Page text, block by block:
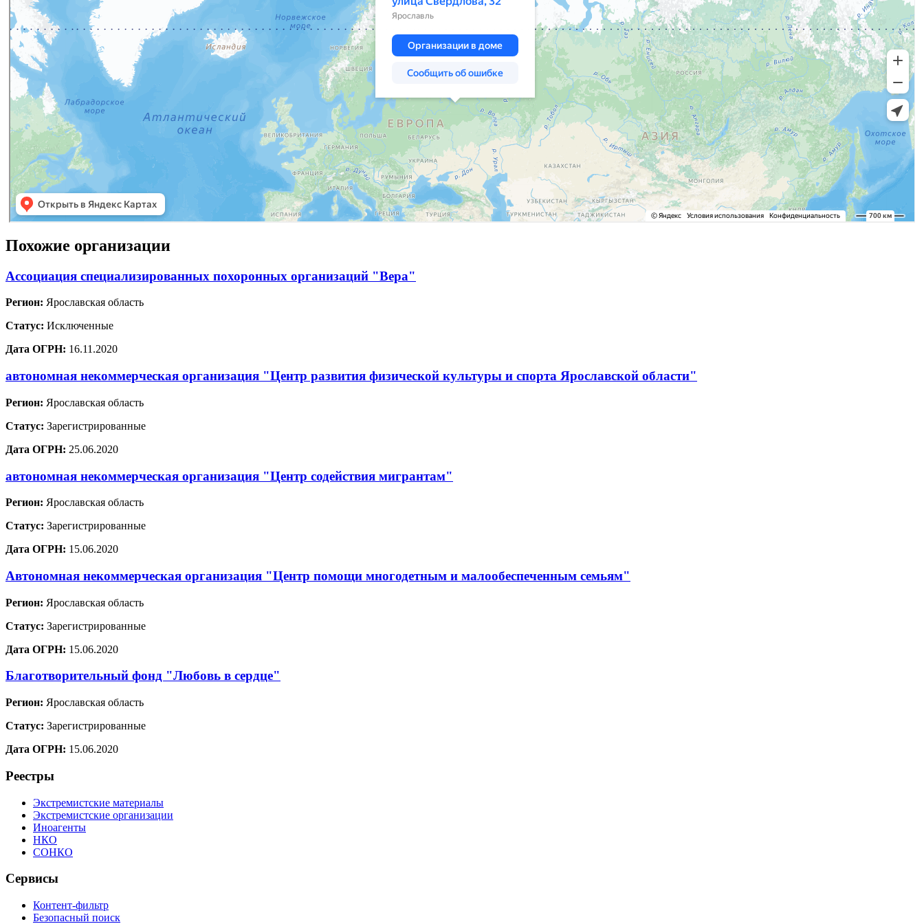
Похожие организации
Ассоциация специализированных похоронных организаций "Вера"
Регион: Ярославская область
Статус: Исключенные
Дата ОГРН: 16.11.2020
автономная некоммерческая организация "Центр развития физической культуры и спорта Ярославской области"
Регион: Ярославская область
Статус: Зарегистрированные
Дата ОГРН: 25.06.2020
автономная некоммерческая организация "Центр содействия мигрантам"
Регион: Ярославская область
Статус: Зарегистрированные
Дата ОГРН: 15.06.2020
Автономная некоммерческая организация "Центр помощи многодетным и малообеспеченным семьям"
Регион: Ярославская область
Статус: Зарегистрированные
Дата ОГРН: 15.06.2020
Благотворительный фонд "Любовь в сердце"
Регион: Ярославская область
Статус: Зарегистрированные
Дата ОГРН: 15.06.2020
Реестры
Экстремистские материалы
Экстремистские организации
Иноагенты
НКО
СОНКО
Сервисы
Контент-фильтр
Безопасный поиск